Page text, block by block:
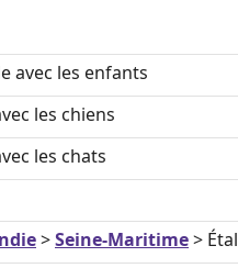
avec les enfants
les chiens
les chats
>Seine-Maritime>